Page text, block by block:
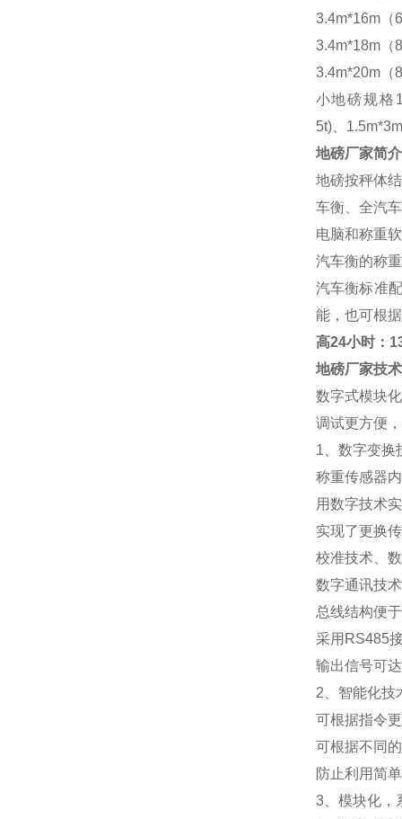
3.4m*16m（
3.4m*18m（
3.4m*20m（
小地磅规格
5t)、
地磅厂家简
地磅按秤体
车衡、全汽
电脑和称重
汽车衡的称
汽车衡标准
能，也可根
高24小时：
地磅厂家技
数字式模块
调试更方便
1 、数字变
称重传感器
用数字技术
实现了更换
校准技术、
数字通讯技术
总线结构便
采用 RS485
输出信号可达
2 、智能化技
可根据指令
可根据不同
防止利用简
3、模块化，